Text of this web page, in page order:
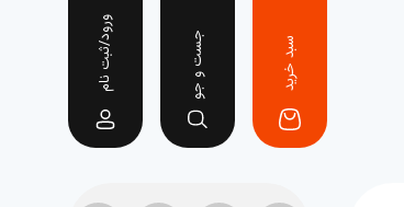
سبد خرید جست و جو ورود/ثبت نام